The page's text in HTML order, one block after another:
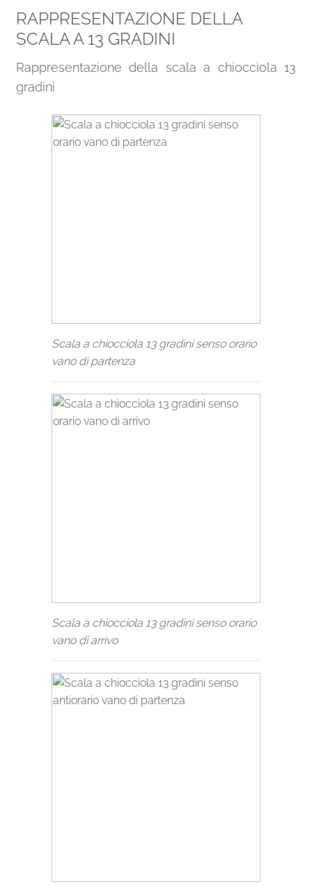
RAPPRESENTAZIONE DELLA
SCALA A 13 GRADINI
Rappresentazione della scala a chiocciola 13
gradini
Scala a chiocciola 13 gradini senso orario
vano di partenza
Scala a chiocciola 13 gradini senso orario
vano di arrivo